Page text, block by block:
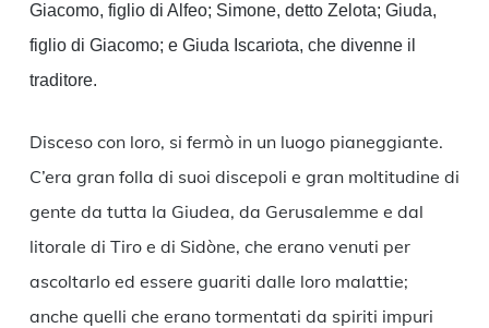
Giacomo, figlio di Alfeo; Simone, detto Zelota; Giuda,
figlio di Giacomo; e Giuda Iscariota, che divenne il
traditore.
Disceso con loro, si fermò in un luogo pianeggiante.
C’era gran folla di suoi discepoli e gran moltitudine di
gente da tutta la Giudea, da Gerusalemme e dal
litorale di Tiro e di Sidòne, che erano venuti per
ascoltarlo ed essere guariti dalle loro malattie;
anche quelli che erano tormentati da spiriti impuri